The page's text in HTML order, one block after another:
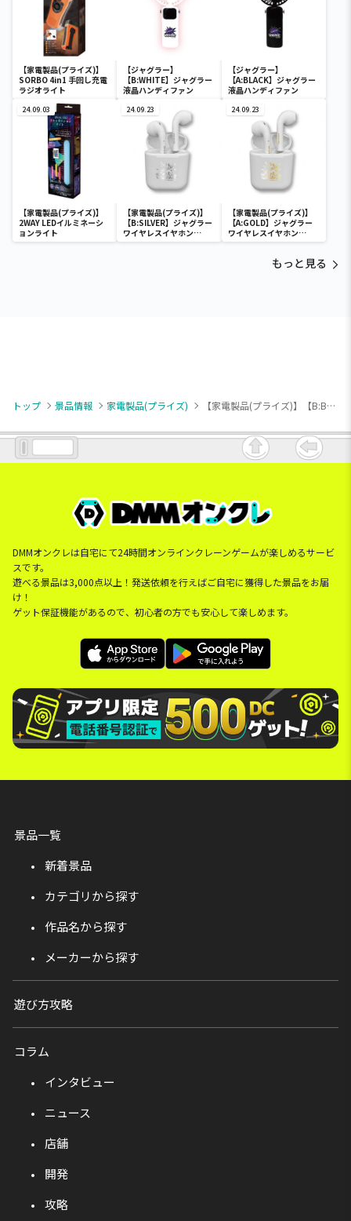
【家電製品(プライズ)】
SORBO 4in1 手回し充電
ラジオライト
【ジャグラー】
【B:WHITE】ジャグラー
液晶ハンディファン
【ジャグラー】
【A:BLACK】ジャグラー
液晶ハンディファン
24.09.03
【家電製品(プライズ)】
2WAY LEDイルミネーシ
ョンライト
24.09.23
【家電製品(プライズ)】
【B:SILVER】ジャグラー
ワイヤレスイヤホン
2(GOLD&SILVER)
24.09.23
【家電製品(プライズ)】
【A:GOLD】ジャグラー
ワイヤレスイヤホン
2(GOLD&SILVER)
もっと見る
トップ 景品情報 家電製品(プライズ) 【家電製品(プライズ)】【B:BLUE】ワイヤレス WIDE SOUND スピーカー
DMMオンクレは自宅にて24時間オンラインクレーンゲームが楽しめるサービ
スです。
遊べる景品は3,000点以上！発送依頼を行えばご自宅に獲得した景品をお届
け！
ゲット保証機能があるので、初心者の方でも安心して楽しめます。
景品一覧
新着景品
カテゴリから探す
作品名から探す
メーカーから探す
遊び方攻略
コラム
インタビュー
ニュース
店舗
開発
攻略